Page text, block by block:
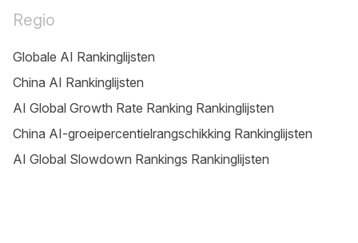
Regio
Globale AI Rankinglijsten
China AI Rankinglijsten
AI Global Growth Rate Ranking Rankinglijsten
China AI-groeipercentielrangschikking Rankinglijsten
AI Global Slowdown Rankings Rankinglijsten